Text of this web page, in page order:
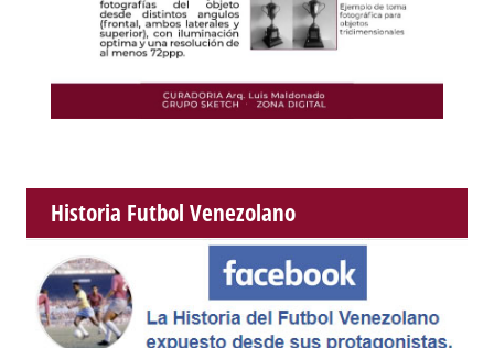
Historia Futbol Venezolano